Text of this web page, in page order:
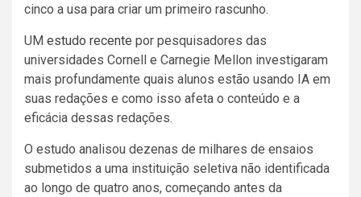
cinco a usa para criar um primeiro rascunho.
UM estudo recente por pesquisadores das
universidades Cornell e Carnegie Mellon investigaram
mais profundamente quais alunos estão usando IA em
suas redações e como isso afeta o conteúdo e a
eficácia dessas redações.
O estudo analisou dezenas de milhares de ensaios
submetidos a uma instituição seletiva não identificada
ao longo de quatro anos, começando antes da